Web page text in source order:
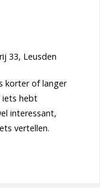
33, Leusden
korter of langer
iets hebt
interessant,
vertellen.